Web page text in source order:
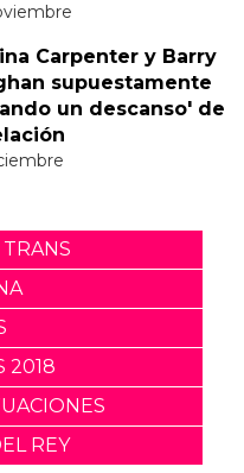
Carpenter y Barry
supuestamente
un descanso' de
2018
REY